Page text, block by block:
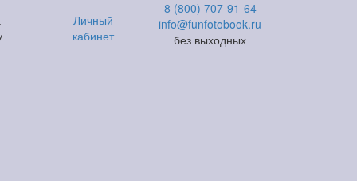
Личный
кабинет
8 (800) 707-91-64
info@funfotobook.ru
без выходных